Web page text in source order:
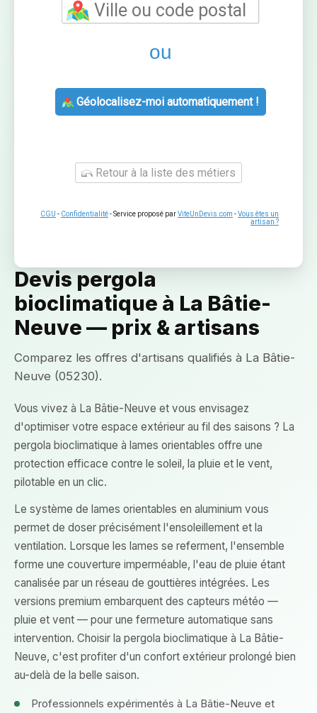
Devis pergola
bioclimatique à La Bâtie-
Neuve — prix & artisans
Comparez les offres d'artisans qualifiés à La Bâtie-
Neuve (05230).
Vous vivez à La Bâtie-Neuve et vous envisagez
d'optimiser votre espace extérieur au fil des saisons ? La
pergola bioclimatique à lames orientables offre une
protection efficace contre le soleil, la pluie et le vent,
pilotable en un clic.
Le système de lames orientables en aluminium vous
permet de doser précisément l'ensoleillement et la
ventilation. Lorsque les lames se referment, l'ensemble
forme une couverture imperméable, l'eau de pluie étant
canalisée par un réseau de gouttières intégrées. Les
versions premium embarquent des capteurs météo —
pluie et vent — pour une fermeture automatique sans
intervention. Choisir la pergola bioclimatique à La Bâtie-
Neuve, c'est profiter d'un confort extérieur prolongé bien
au-delà de la belle saison.
Professionnels expérimentés à La Bâtie-Neuve et
ou
Géolocalisez-moi automatiquement !
Retour à la liste des métiers
CGU - Confidentialité- Service proposé parViteUnDevis.com -Vous êtes un
artisan ?